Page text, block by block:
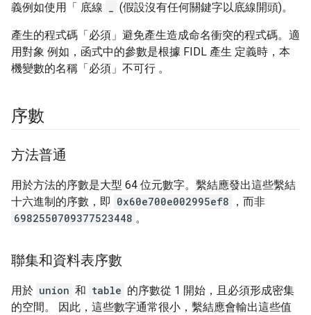
義例如使用「 底線
(假設沒有任何關鍵字以底線開頭)。
產生的程式碼「必須」避免產生造成命名衝突的程式碼。適
用對象 例如，函式中的參數是根據 FIDL 產生 定義時，本
機變數的名稱「必須」不可行 。
序數
方法普通
用於方法的序數是大型 64 位元數字。繫結應發出這些繫結
十六進制的序數，即 0x60e700e002995ef8
，而非
6982550709377523448 。
聯集和資料表序數
用於 union 和 table 的序數從 1 開始，且必須形成密集
的空間。 因此，這些數字通常很小，繫結應會輸出這些值